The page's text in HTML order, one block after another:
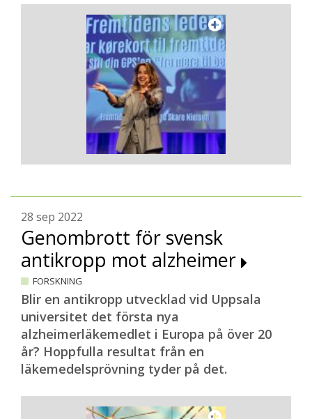
28 sep 2022
Genombrott för svensk
antikropp mot alzheimer
FORSKNING
Blir en antikropp utvecklad vid Uppsala
universitet det första nya
alzheimerläkemedlet i Europa på över 20
år? Hoppfulla resultat från en
läkemedelsprövning tyder på det.